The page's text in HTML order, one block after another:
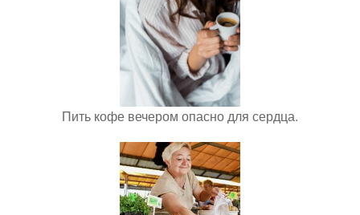
Пить кофе вечером опасно для сердца.